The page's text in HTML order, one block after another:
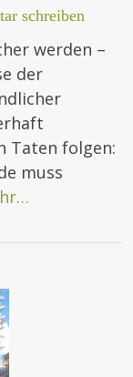
schreiben
werden –
der
Taten folgen:
muss